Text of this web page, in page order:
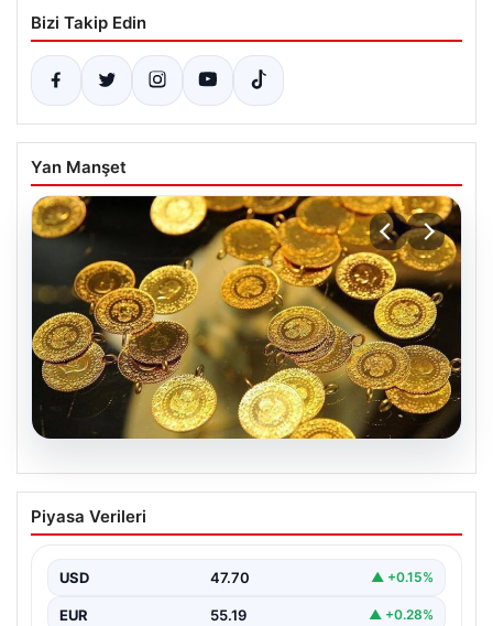
Bizi Takip Edin
Yan Manşet
Altın fiyatları canlı 7 Nisan 2026: Altın
fiyatları bugün ne kadar oldu?
Piyasa Verileri
USD 47.70 ▲ +0.15%
EUR 55.19 ▲ +0.28%